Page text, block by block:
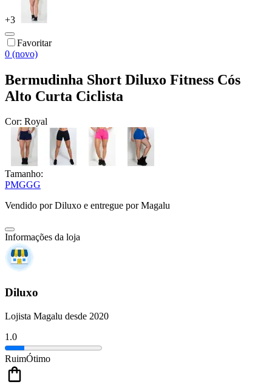
+3
Favoritar
0 (novo)
Bermudinha Short Diluxo Fitness Cós
Alto Curta Ciclista
Cor: Royal
Tamanho:
PMGGG
Vendido porDiluxo e entregue por Magalu
Informações da loja
Diluxo
Lojista Magalu desde 2020
1.0
RuimÓtimo